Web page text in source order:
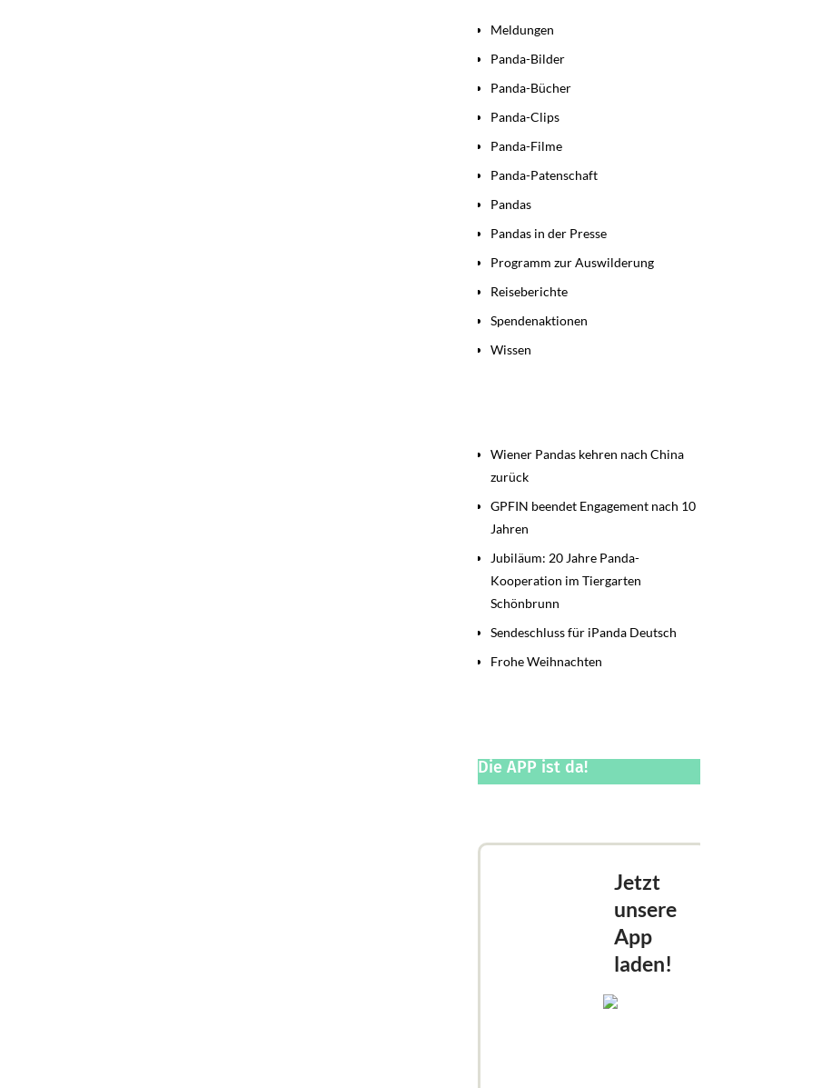
Meldungen
Panda-Bilder
Panda-Bücher
Panda-Clips
Panda-Filme
Panda-Patenschaft
Pandas
Pandas in der Presse
Programm zur Auswilderung
Reiseberichte
Spendenaktionen
Wissen
Wiener Pandas kehren nach China
zurück
GPFIN beendet Engagement nach 10
Jahren
Jubiläum: 20 Jahre Panda-
Kooperation im Tiergarten
Schönbrunn
Sendeschluss für iPanda Deutsch
Frohe Weihnachten
Die APP ist da!
Jetzt
unsere
App
laden!